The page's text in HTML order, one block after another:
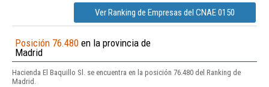
Ver Ranking de Empresas del CNAE 0150
Posición 76.480 en la provincia de
Madrid
Hacienda El Baquillo Sl. se encuentra en la posición 76.480 del Ranking de
Madrid.